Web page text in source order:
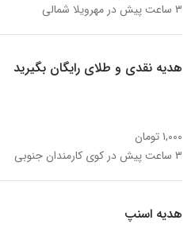
۳ ساعت پیش در مهرویلا شمالی
هدیه نقدی و طلای رایگان بگیرید
۱,۰۰۰ تومان
۳ ساعت پیش در کوی کارمندان جنوبی
هدیه اسنپ